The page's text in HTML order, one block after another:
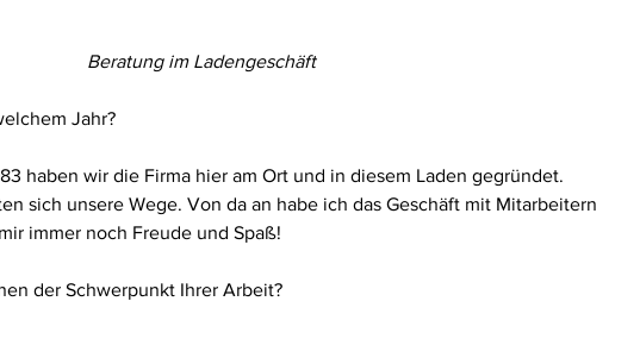
Beratung im Ladengeschäft
Jahr?
haben wir die Firma hier am Ort und in diesem Laden gegründet.
sich unsere Wege. Von da an habe ich das Geschäft mit Mitarbeitern
immer noch Freude und Spaß!
der Schwerpunkt Ihrer Arbeit?